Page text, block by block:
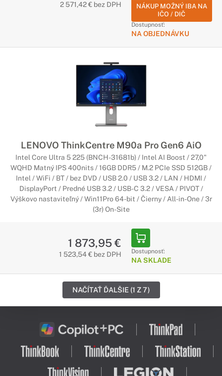
2 571,42 € bez DPH
NÁKUP MOŽNÝ IBA NA
IČO / DIČ
Dostupnosť:
NA OBJEDNÁVKU
LENOVO ThinkCentre M90a Pro Gen6 AiO
Intel Core Ultra 5 225 (BNCH-31681b) / Intel AI Boost / 27,0"
WQHD Matný IPS 400nits / 16GB DDR5 / M.2 PCIe SSD 512GB /
Intel / WiFi / BT / bez DVD / USB 2.0 / USB 3.2 / LAN / HDMI /
DisplayPort / Predné USB 3.2 / USB-C 3.2 / VESA / PIVOT /
Výškovo nastaviteľný / Win11Pro 64-bit / Čierny / All-in-One / 3r
(3r) On-Site
1 873,95 €
1 523,54 € bez DPH Dostupnosť:
NA SKLADE
NAČÍTAŤ ĎALŠIE (1 Z 7)